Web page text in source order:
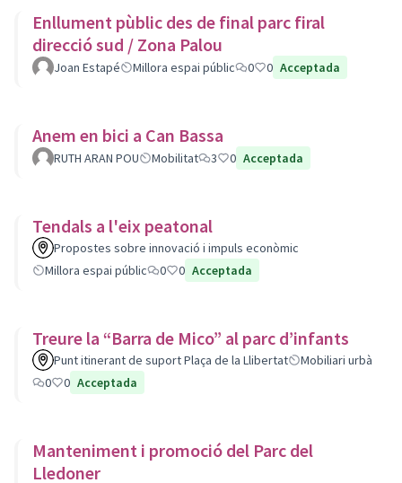
Enllument pùblic des de final parc firal
direcció sud / Zona Palou
Joan Estapé Millora espai públic 0 0 Acceptada
Anem en bici a Can Bassa
RUTH ARAN POU Mobilitat 3 0 Acceptada
Tendals a l'eix peatonal
Propostes sobre innovació i impuls econòmic
Millora espai públic
0 0 Acceptada
Treure la “Barra de Mico” al parc d’infants
Punt itinerant de suport Plaça de la Llibertat
Mobiliari urbà
0
0 Acceptada
Manteniment i promoció del Parc del
Lledoner